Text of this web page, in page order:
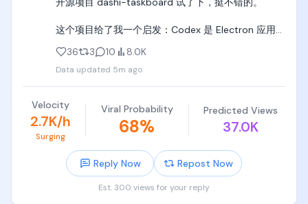
这个项目给了我一个启发：Codex 是 Electron 应用，
人页面、任意网页，都能嵌进来。
dashi-taskboard的地址：
https://t.co/wwfmqrIdrc
36 3 10 8.0K
Data updated 5m ago
Velocity
2.7K/h
Surging
Viral Probability
68%
Predicted Views
37.0K
Reply Now Repost Now
Est. 300 views for your reply